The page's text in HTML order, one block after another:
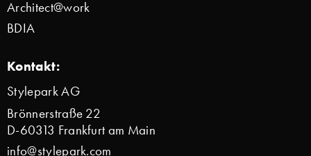
Architect@work
BDIA
Kontakt:
Stylepark AG
Brönnerstraße 22
D-60313 Frankfurt am Main
info@stylepark.com